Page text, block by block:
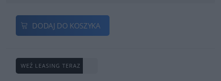
DODAJ DO KOSZYKA
WEŹ LEASING TERAZ